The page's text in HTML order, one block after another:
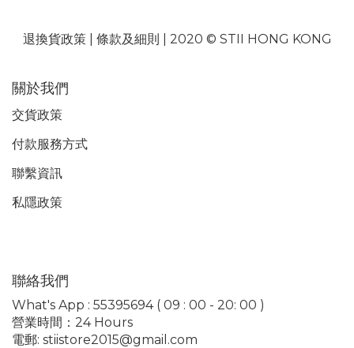
退換貨政策| 條款及細則 | 2020 © STII HONG KONG
關於我們
交貨政策
付款服務方式
聯繫資訊
私隱政策
聯絡我們
What's App : 55395694 ( 09 : 00 - 20: 00 )
營業時間：24 Hours
電郵: stiistore2015@gmail.com